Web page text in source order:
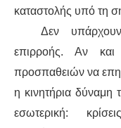
καταστολής υπό τη
Δεν υπάρχουν
επιρροής. Αν και
προσπαθειών να
η κινητήρια δύναμη
εσωτερική: